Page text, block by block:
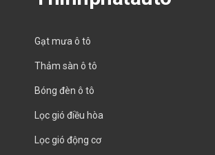
Gạt mưa ô tô
Thảm sàn ô tô
Bóng đèn ô tô
Lọc gió điều hòa
Lọc gió động cơ